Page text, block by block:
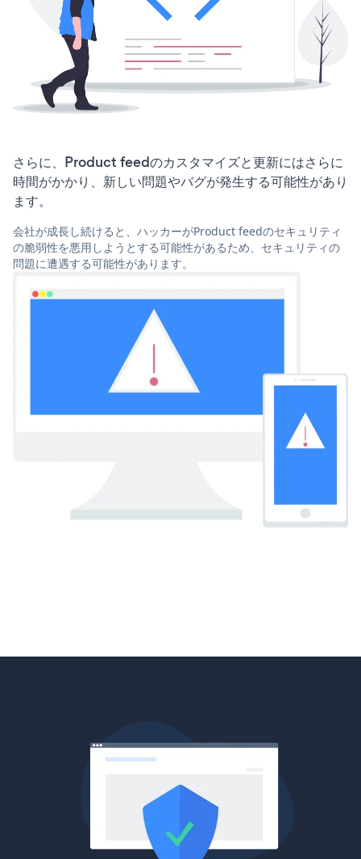
さらに、Product feedのカスタマイズと更新にはさらに
時間がかかり、新しい問題やバグが発生する可能性があり
ます。
会社が成長し続けると、ハッカーがProduct feedのセキュリティ
の脆弱性を悪用しようとする可能性があるため、セキュリティの
問題に遭遇する可能性があります。